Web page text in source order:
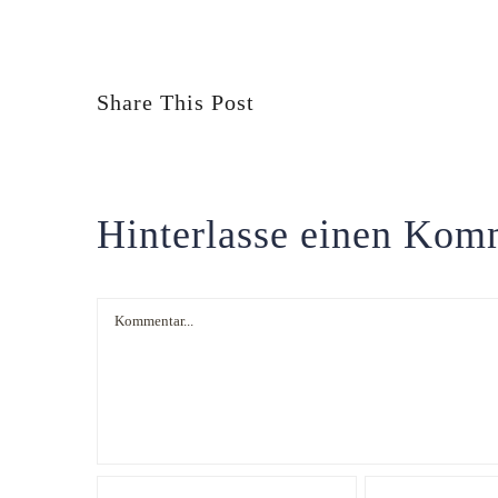
Share This Post
Hinterlasse einen
Kommentar